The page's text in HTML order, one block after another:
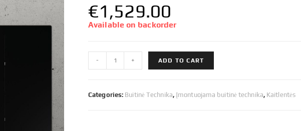
€1,529.00
Available on backorder
ELICA
- + ADD TO CART
Categories: Buitinė Technika, Įmontuojama buitinė technika, Kaitlentės